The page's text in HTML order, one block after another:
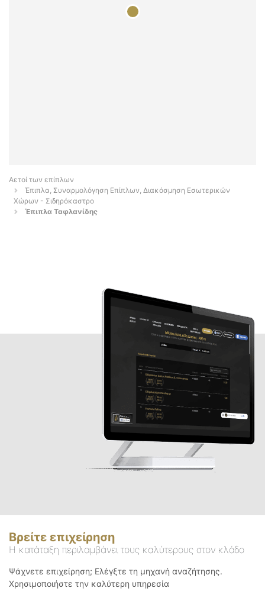
Αετοί των επίπλων
Έπιπλα, Συναρμολόγηση Επίπλων, Διακόσμηση Εσωτερικών
Χώρων - Σιδηρόκαστρο
Έπιπλα Ταφλανίδης
Βρείτε επιχείρηση
Η κατάταξη περιλαμβάνει τους καλύτερους στον κλάδο
Ψάχνετε επιχείρηση; Ελέγξτε τη μηχανή αναζήτησης.
Χρησιμοποιήστε την καλύτερη υπηρεσία